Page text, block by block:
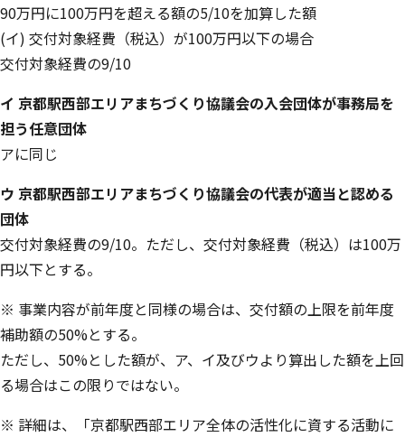
90万円に100万円を超える額の5/10を加算した額
(イ) 交付対象経費（税込）が100万円以下の場合
交付対象経費の9/10
イ 京都駅西部エリアまちづくり協議会の入会団体が事務局を
担う任意団体
アに同じ
ウ 京都駅西部エリアまちづくり協議会の代表が適当と認める
団体
交付対象経費の9/10。ただし、交付対象経費（税込）は100万
円以下とする。
※ 事業内容が前年度と同様の場合は、交付額の上限を前年度
補助額の50%とする。
ただし、50%とした額が、ア、イ及びウより算出した額を上回
る場合はこの限りではない。
※ 詳細は、「京都駅西部エリア全体の活性化に資する活動に